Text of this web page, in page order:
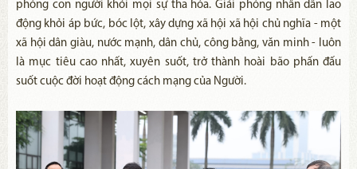
phóng con người khỏi mọi sự tha hóa. Giải phóng nhân dân lao
động khỏi áp bức, bóc lột, xây dựng xã hội xã hội chủ nghĩa - một
xã hội dân giàu, nước mạnh, dân chủ, công bằng, văn minh - luôn
là mục tiêu cao nhất, xuyên suốt, trở thành hoài bão phấn đấu
suốt cuộc đời hoạt động cách mạng của Người.